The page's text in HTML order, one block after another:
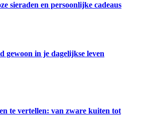
sieraden en persoonlijke cadeaus
gewoon in je dagelijkse leven
te vertellen: van zware kuiten tot